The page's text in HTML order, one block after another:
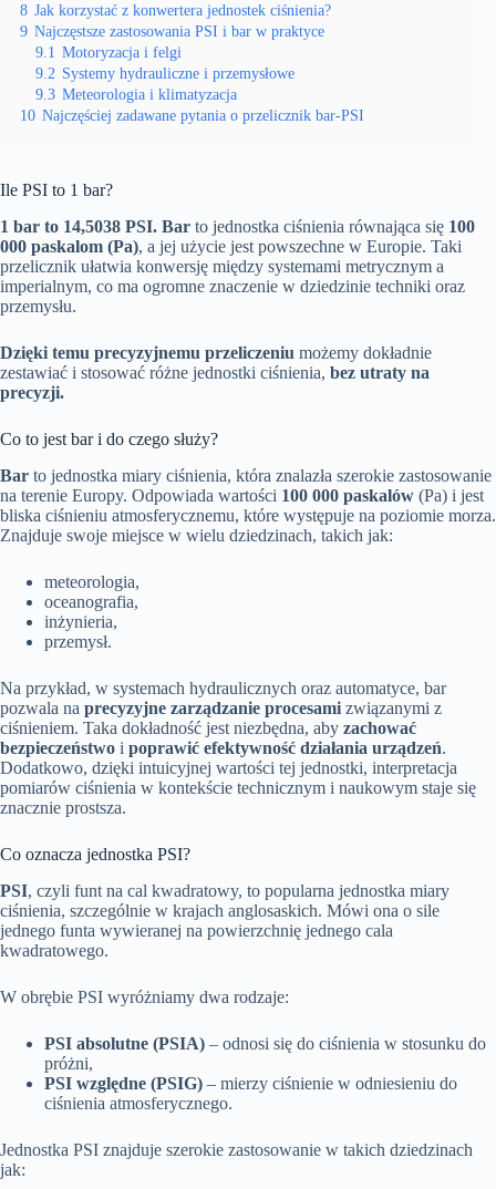
8 Jak korzystać z konwertera jednostek ciśnienia?
9 Najczęstsze zastosowania PSI i bar w praktyce
9.1 Motoryzacja i felgi
9.2 Systemy hydrauliczne i przemysłowe
9.3 Meteorologia i klimatyzacja
10 Najczęściej zadawane pytania o przelicznik bar-PSI
Ile PSI to 1 bar?
1 bar to 14,5038 PSI. Bar to jednostka ciśnienia równająca się 100
000 paskalom (Pa), a jej użycie jest powszechne w Europie. Taki
przelicznik ułatwia konwersję między systemami metrycznym a
imperialnym, co ma ogromne znaczenie w dziedzinie techniki oraz
przemysłu.
Dzięki temu precyzyjnemu przeliczeniu możemy dokładnie
zestawiać i stosować różne jednostki ciśnienia, bez utraty na
precyzji.
Co to jest bar i do czego służy?
Bar to jednostka miary ciśnienia, która znalazła szerokie zastosowanie
na terenie Europy. Odpowiada wartości 100 000 paskalów (Pa) i jest
bliska ciśnieniu atmosferycznemu, które występuje na poziomie morza.
Znajduje swoje miejsce w wielu dziedzinach, takich jak:
meteorologia,
oceanografia,
inżynieria,
przemysł.
Na przykład, w systemach hydraulicznych oraz automatyce, bar
pozwala na precyzyjne zarządzanie procesami związanymi z
ciśnieniem. Taka dokładność jest niezbędna, aby zachować
bezpieczeństwo i poprawić efektywność działania urządzeń.
Dodatkowo, dzięki intuicyjnej wartości tej jednostki, interpretacja
pomiarów ciśnienia w kontekście technicznym i naukowym staje się
znacznie prostsza.
Co oznacza jednostka PSI?
PSI, czyli funt na cal kwadratowy, to popularna jednostka miary
ciśnienia, szczególnie w krajach anglosaskich. Mówi ona o sile
jednego funta wywieranej na powierzchnię jednego cala
kwadratowego.
W obrębie PSI wyróżniamy dwa rodzaje:
PSI absolutne (PSIA) – odnosi się do ciśnienia w stosunku do
próżni,
PSI względne (PSIG) – mierzy ciśnienie w odniesieniu do
ciśnienia atmosferycznego.
Jednostka PSI znajduje szerokie zastosowanie w takich dziedzinach
jak: